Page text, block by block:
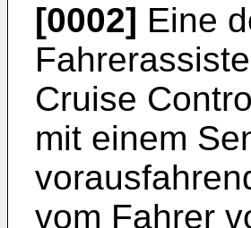
[0002] Eine
Cruise
mit einem
vom Fahrer